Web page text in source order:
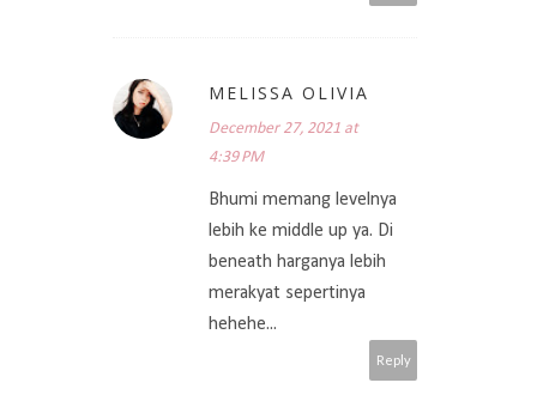
MELISSA OLIVIA
December 27, 2021 at
4:39 PM
Bhumi memang levelnya
lebih ke middle up ya. Di
beneath harganya lebih
merakyat sepertinya
hehehe...
Reply